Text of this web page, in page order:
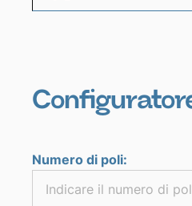
Numero di poli: